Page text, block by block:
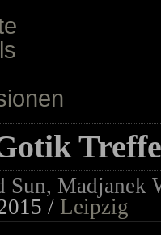
Sun, Madjanek
/ Leipzig